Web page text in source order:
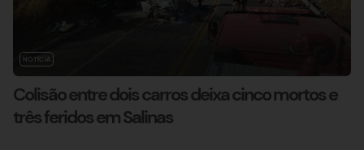
NOTÍCIA
Colisão entre dois carros deixa cinco mortos e
três feridos em Salinas